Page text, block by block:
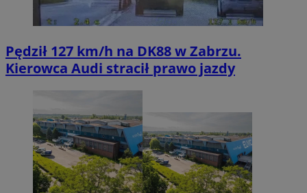
Pędził 127 km/h na DK88 w Zabrzu.
Kierowca Audi stracił prawo jazdy